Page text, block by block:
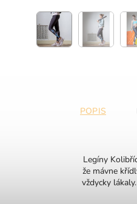
POPIS
Legíny
že mávne
vždycky